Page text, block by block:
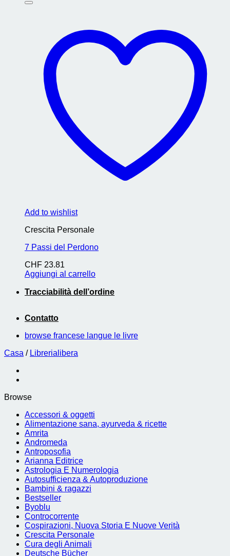
Add to wishlist
Crescita Personale
7 Passi del Perdono
CHF 23.81
Aggiungi al carrello
Tracciabilità dell’ordine
Contatto
browse francese langue le livre
Casa / Librerialibera
Browse
Accessori & oggetti
Alimentazione sana, ayurveda & ricette
Amrita
Andromeda
Antroposofia
Arianna Editrice
Astrologia E Numerologia
Autosufficienza & Autoproduzione
Bambini & ragazzi
Bestseller
Byoblu
Controcorrente
Cospirazioni, Nuova Storia E Nuove Verità
Crescita Personale
Cura degli Animali
Deutsche Bücher